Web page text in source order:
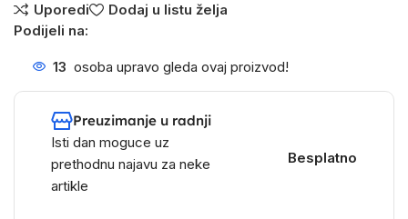
Uporedi
Dodaj u listu želja
Podijeli na:
13 osoba upravo gleda ovaj proizvod!
Preuzimanje u radnji
Isti dan moguce uz
prethodnu najavu za neke
artikle
Besplatno